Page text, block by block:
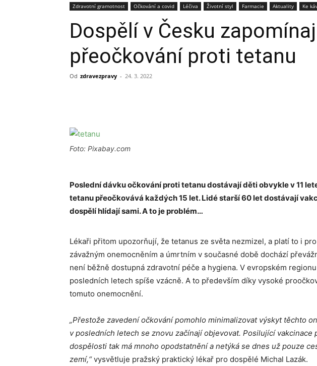
Zdravotní gramotnost Očkování a covid Léčiva Životní styl Farmacie Aktuality Ke
Dospělí v Česku
přeočkování proti tetanu
Od zdravezpravy - 24. 3. 2022
Foto: Pixabay.com
Poslední dávku očkování proti tetanu dostávají děti obvykle v 11
tetanu přeočkovává každých 15 let. Lidé starší 60 let dostávají
dospělí hlídají sami. A to je problém…
Lékaři přitom upozorňují, že tetanus ze světa nezmizel, a platí to i
závažným onemocněním a úmrtním v současné době dochází
není běžně dostupná zdravotní péče a hygiena. V evropském
posledních letech spíše vzácně. A to především díky vysoké
tomuto onemocnění.
„Přestože zavedení očkování pomohlo minimalizovat výskyt těchto
v posledních letech se znovu začínají objevovat. Posilující vakcinace
dospělosti tak má mnoho opodstatnění a netýká se dnes už pouze
zemí,“vysvětluje pražský praktický lékař pro dospělé Michal Lazák.